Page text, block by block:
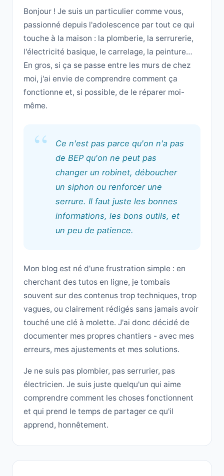
Bonjour ! Je suis un particulier comme vous,
passionné depuis l'adolescence par tout ce qui
touche à la maison : la plomberie, la serrurerie,
l'électricité basique, le carrelage, la peinture…
En gros, si ça se passe entre les murs de chez
moi, j'ai envie de comprendre comment ça
fonctionne et, si possible, de le réparer moi-
même.
Ce n'est pas parce qu'on n'a pas
de BEP qu'on ne peut pas
changer un robinet, déboucher
un siphon ou renforcer une
serrure. Il faut juste les bonnes
informations, les bons outils, et
un peu de patience.
Mon blog est né d'une frustration simple : en
cherchant des tutos en ligne, je tombais
souvent sur des contenus trop techniques, trop
vagues, ou clairement rédigés sans jamais avoir
touché une clé à molette. J'ai donc décidé de
documenter mes propres chantiers - avec mes
erreurs, mes ajustements et mes solutions.
Je ne suis pas plombier, pas serrurier, pas
électricien. Je suis juste quelqu'un qui aime
comprendre comment les choses fonctionnent
et qui prend le temps de partager ce qu'il
apprend, honnêtement.